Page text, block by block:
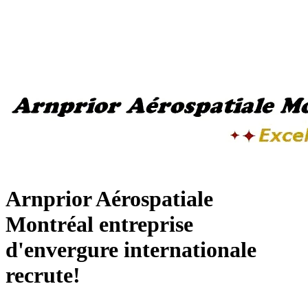
Arnprior Aérospatiale
Montréal entreprise
d'envergure internationale
recrute!